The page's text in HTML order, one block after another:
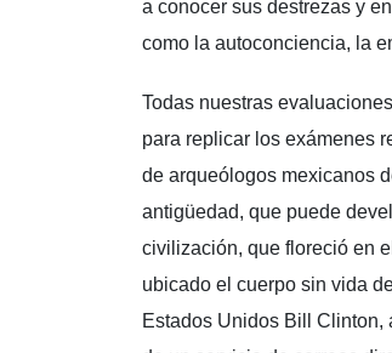
a conocer sus destrezas y
como la autoconciencia, la
Todas nuestras
para replicar los exámenes
de arqueólogos mexicanos
antigüedad, que puede
civilización, que floreció en
ubicado el cuerpo sin vida
Estados Unidos Bill Clinton,